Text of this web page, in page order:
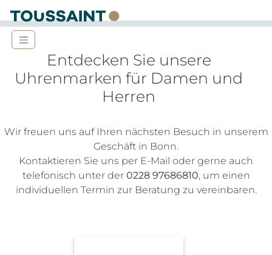
Entdecken Sie unsere
Uhrenmarken für Damen und
Herren
Wir freuen uns auf Ihren nächsten Besuch in unserem
Geschäft in Bonn.
Kontaktieren Sie uns per E-Mail oder gerne auch
telefonisch unter der 0228 97686810, um einen
individuellen Termin zur Beratung zu vereinbaren.